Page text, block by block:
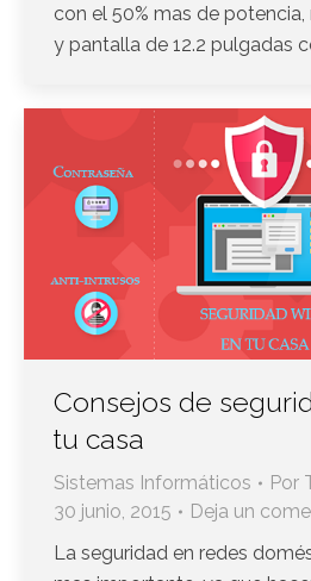
con el 50% mas de
y pantalla de 12.2 pulgadas
Consejos de
tu casa
Sistemas Informáticos Por
30 junio, 2015
Deja un
La seguridad en redes